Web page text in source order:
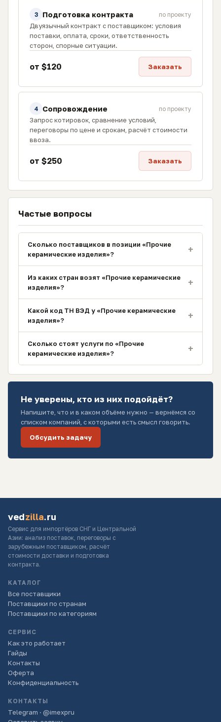
3 Подготовка контракта по проекту
Двуязычный контракт с поставщиком: условия
поставки, оплата, сроки, ответственность
сторон, спорные ситуации.
от $120 Заказать
4 Сопровождение по проекту
Запрос котировок, сравнение условий,
переговоры по цене и срокам, расчёт стоимости
ввоза.
от $250 Заказать
Частые вопросы
Сколько поставщиков в позиции «Прочие
керамические изделия»?
+
Из каких стран возят «Прочие керамические
изделия»?
+
Какой код ТН ВЭД у «Прочие керамические
изделия»?
+
Сколько стоят услуги по «Прочие
керамические изделия»?
+
Не уверены, кто из них подойдёт?
Напишите, что и в каком объёме нужно — вернёмся со
списком компаний, с которыми есть смысл говорить.
Обсудить задачу
vedzilla.ru
Сервис для импортёров СНГ и Центральной
Азии: анализ поставок, переговоры с
зарубежным поставщиком, расчёт
стоимости доставки и подготовка
контракта.
КАТАЛОГ
Все поставщики
Поставщики по странам
Поставщики по категориям
СЕРВИС
Как это работает
Гайды
Контакты
Оферта
Конфиденциальность
КОНТАКТЫ
Telegram · @imexpru